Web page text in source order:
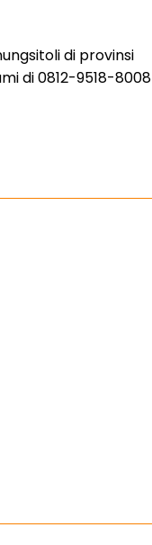
di provinsi
di 0812-9518-8008